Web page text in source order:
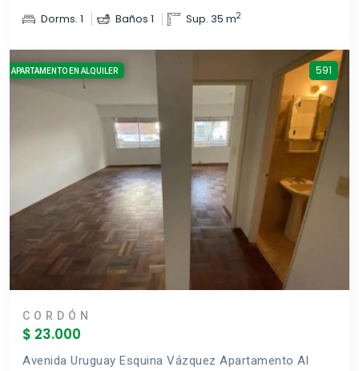
Dorms. 1 Baños 1 Sup. 35 m2
APARTAMENTO EN ALQUILER 591
CORDÓN
$ 23.000
Avenida Uruguay Esquina Vázquez Apartamento Al